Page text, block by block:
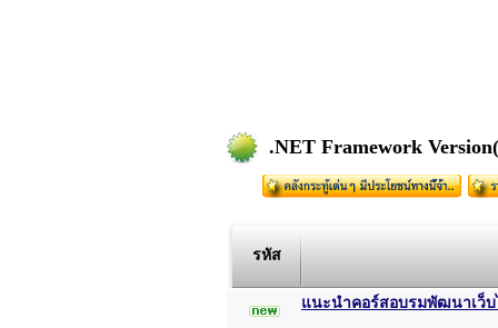
.NET Framework
รหัส
แนะนำคอร์สอบรมพัฒนาเว็บ